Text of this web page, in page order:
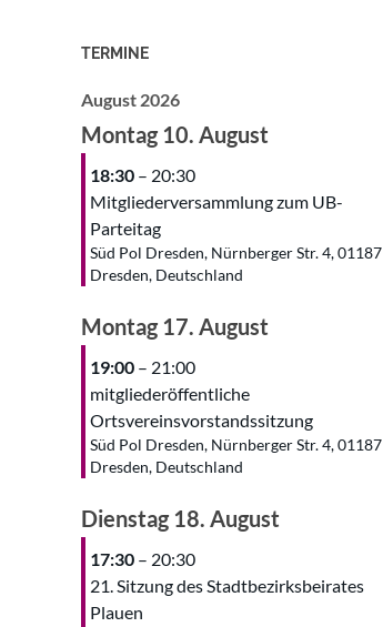
TERMINE
August 2026
Montag 10. August
18:30 – 20:30
Mitgliederversammlung zum UB-
Parteitag
Süd Pol Dresden, Nürnberger Str. 4, 01187
Dresden, Deutschland
Montag 17. August
19:00 – 21:00
mitgliederöffentliche
Ortsvereinsvorstandssitzung
Süd Pol Dresden, Nürnberger Str. 4, 01187
Dresden, Deutschland
Dienstag 18. August
17:30 – 20:30
21. Sitzung des Stadtbezirksbeirates
Plauen